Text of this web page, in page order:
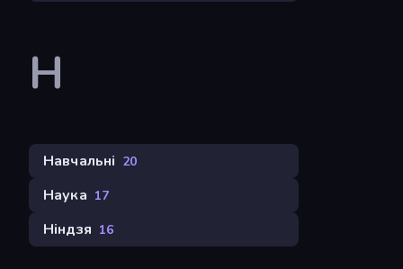
Н
Навчальні 20
Наука 17
Ніндзя 16